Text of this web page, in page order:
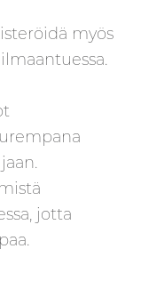
myös
jotta